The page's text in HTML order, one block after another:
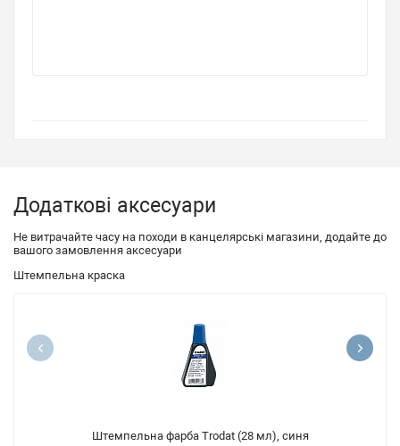
Додаткові аксесуари
Не витрачайте часу на походи в канцелярські магазини, додайте до
вашого замовлення аксесуари
Штемпельна краска
Штемпельна фарба Trodat (28 мл), синя